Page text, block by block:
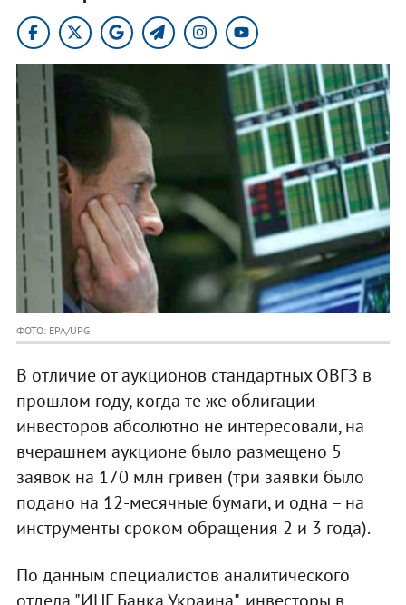
ФОТО: EPA/UPG
В отличие от аукционов стандартных ОВГЗ в
прошлом году, когда те же облигации
инвесторов абсолютно не интересовали, на
вчерашнем аукционе было размещено 5
заявок на 170 млн гривен (три заявки было
подано на 12-месячные бумаги, и одна – на
инструменты сроком обращения 2 и 3 года).
По данным специалистов аналитического